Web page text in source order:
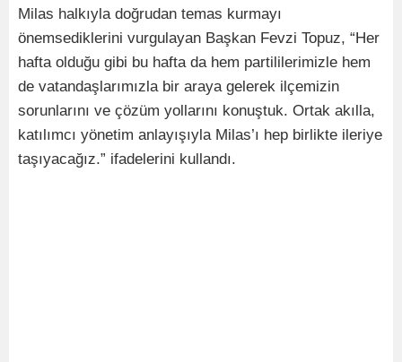
Milas halkıyla doğrudan temas kurmayı
önemsediklerini vurgulayan Başkan Fevzi Topuz, “Her
hafta olduğu gibi bu hafta da hem partililerimizle hem
de vatandaşlarımızla bir araya gelerek ilçemizin
sorunlarını ve çözüm yollarını konuştuk. Ortak akılla,
katılımcı yönetim anlayışıyla Milas’ı hep birlikte ileriye
taşıyacağız.” ifadelerini kullandı.